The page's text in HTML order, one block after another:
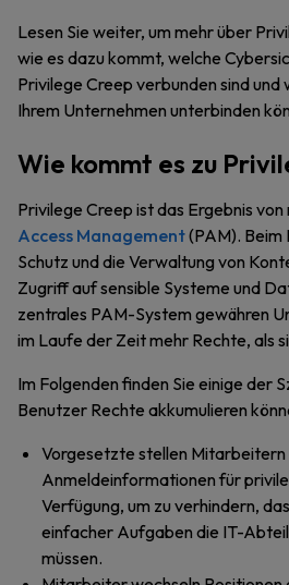
Lesen Sie weiter, um mehr über
wie es dazu kommt, welche
Privilege Creep verbunden sind und
Ihrem Unternehmen unterbinden
Wie kommt es zu
Privilege Creep ist das Ergebnis
Access Management(PAM). Beim
Schutz und die Verwaltung von
Zugriff auf sensible Systeme und
zentrales PAM-System gewähren
im Laufe der Zeit mehr Rechte, als
Im Folgenden finden Sie einige der
Benutzer Rechte akkumulieren
Vorgesetzte stellen Mitarbeitern
Anmeldeinformationen für
Verfügung, um zu verhindern,
einfacher Aufgaben die IT-
müssen.